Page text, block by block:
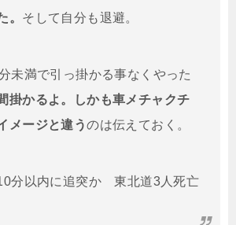
。 そして自分も退避。
未満で引っ掛かる事なくやった
掛かるよ。しかも車メチャクチ
メージと違うのは伝えておく。
分以内に追突か 東北道3人死亡